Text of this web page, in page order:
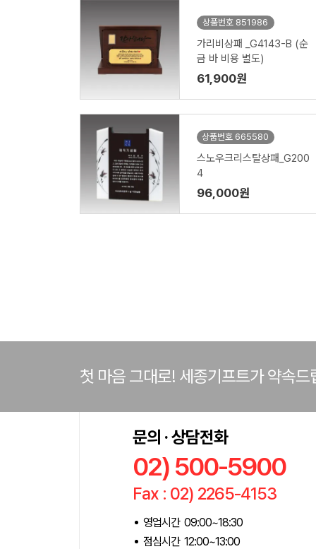
상품번호 851986
가리비상패 _G4143-B (순
금 바 비용 별도)
61,900원
상품번호 665580
스노우크리스탈상패_G200
4
96,000원
첫 마음 그대로! 세종기프트가 약속드
문의 · 상담전화
02) 500-5900
Fax : 02) 2265-4153
영업시간 09:00~18:30
점심시간 12:00~13:00